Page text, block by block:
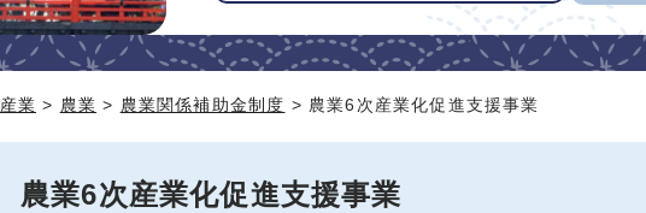
産業 > 農業 > 農業関係補助金制度 > 農業6次産業化促進支援事業
農業6次産業化促進支援事業